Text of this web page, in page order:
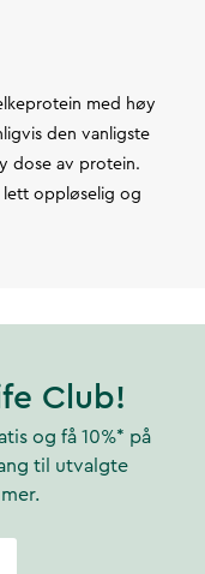
med høy
den vanligste
dose av protein.
lett oppløselig og
Club!
og få 10%* på
til utvalgte